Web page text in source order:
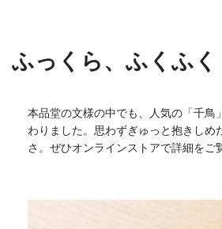
ふっくら、ふくふく
本品堂の文様の中でも、人気の「千鳥
わりました。 思わずぎゅっと抱きしめ
さ。 ぜひオンラインストアで詳細をご